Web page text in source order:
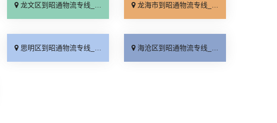
龙文区到昭通物流专线_按时送达「价格透明」 龙海市到昭通物流专线_全境到达「运价行情」
思明区到昭通物流专线_多少公里「全境派送」 海沧区到昭通物流专线_计费标准「服务周到」